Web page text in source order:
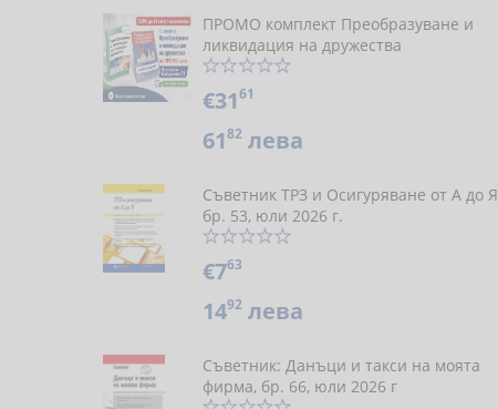
ПРОМО комплект Преобразуване и
ликвидация на дружества
€3161
6182 лева
Съветник ТРЗ и Осигуряване от А до Я
бр. 53, юли 2026 г.
€763
1492 лева
Съветник: Данъци и такси на моята
фирма, бр. 66, юли 2026 г